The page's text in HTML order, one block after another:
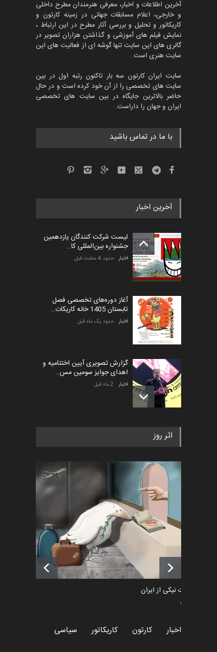
مسابقۀ بین‌المللی کارتون و
کاریکاتور «البغلی…
مهلت 3 ماه دیگر
پنجمین مسابقۀ بین‌المللی
کارتون CARTUNION ، …
مهلت
مهلت
مهلت 5 ماه دیگر
آخرین اطلاعات و اخبار، معرفی هنرمندان مطرح داخلی
و خارجی، اعلام مسابقات جهانی در زمینه کارتون و
کاریکاتور و تحلیل و بررسی آثار مطرح در این ارتباط ،
نمایش فیلم های آموزشی و گذاشتن هزاران تصویر در
گالری های این سایت تنها گوشه ای از فعالیت های این
سایت هنری است.
سایت ایران کارتون سه بار تاکنون رتبه اول در بین
سایت های تخصصی را از آن خود کرده است و در حال
حاضر بالاترین جایگاه در بین سایت های تخصصی
ایران و جهان را داراست.
با ما در تماس باشید
آخرین اخبار
لیست شرکت کنندگان یازدهمین
جشنواره بین‌المللی کا…
اخبار حدود 4 ساعت قبل
آغاز دوره‌های تخصصی فصل
تابستان 1405 خانه کاریکات…
اخبار حدود یک ماه قبل
گزارش تصویری آیین اختتامیه و
اهدای جوایز سومین مس…
اخبار 2 ماه قبل
به یاد اردوغان باشول (۱۹۳۶–
اخبار 2 ماه قبل
رویداد کارگاهی کارتون و پوستر
«ایران سربلند» به ا…
اخبار 6 ماه قبل
فراخوان رویداد کارگاهی کارتون و
پوستر "ایران سربل…
اخبار 6 ماه قبل
اثر روز
طراوت نیکی از ایران
سیاسی
اخبار کارتون کاریکاتور سیاسی